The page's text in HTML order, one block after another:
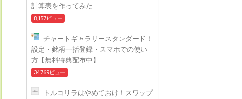
計算表を作ってみた
8,157ビュー
チャートギャラリースタンダード！
設定・銘柄一括登録・スマホでの使い
方【無料特典配布中】
34,769ビュー
トルコリラはやめておけ！スワップ